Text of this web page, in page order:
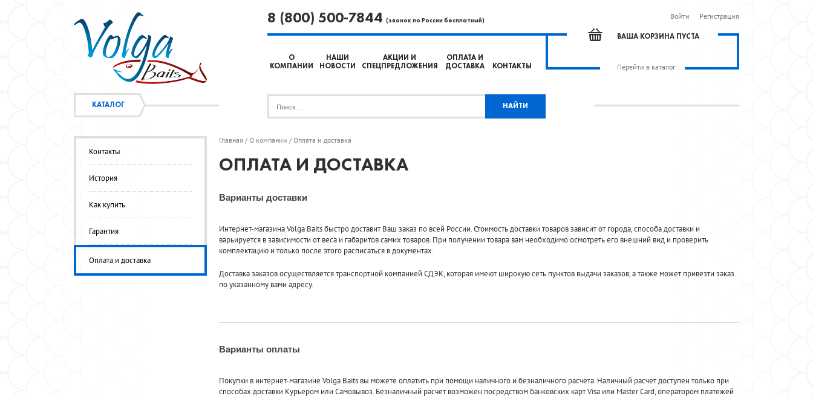
КАТАЛОГ
8 (800) 500-7844 (звонок по России бесплатный) Войти Регистрация
ВАША КОРЗИНА ПУСТА
Перейти в каталог
О
КОМПАНИИ
НАШИ
НОВОСТИ
АКЦИИ И
СПЕЦПРЕДЛОЖЕНИЯ
ОПЛАТА И
ДОСТАВКА
КОНТАКТЫ
Контакты
История
Как купить
Гарантия
Оплата и доставка
Главная / О компании / Оплата и доставка
ОПЛАТА И ДОСТАВКА
Варианты доставки
Интернет-магазина Volga Baits быстро доставит Ваш заказ по всей России. Стоимость доставки товаров зависит от города, способа доставки и
варьируется в зависимости от веса и габаритов самих товаров. При получении товара вам необходимо осмотреть его внешний вид и проверить
комплектацию и только после этого расписаться в документах.
Доставка заказов осуществляется транспортной компанией СДЭК, которая имеют широкую сеть пунктов выдачи заказов, а также может привезти заказ
по указанному вами адресу.
Варианты оплаты
Покупки в интернет-магазине Volga Baits вы можете оплатить при помощи наличного и безналичного расчета. Наличный расчет доступен только при
способах доставки Курьером или Самовывоз. Безналичный расчет возможен посредством банковских карт Visa или Master Card, оператором платежей